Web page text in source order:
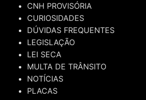
CNH PROVISÓRIA
CURIOSIDADES
DÚVIDAS FREQUENTES
LEGISLAÇÃO
LEI SECA
MULTA DE TRÂNSITO
NOTÍCIAS
PLACAS